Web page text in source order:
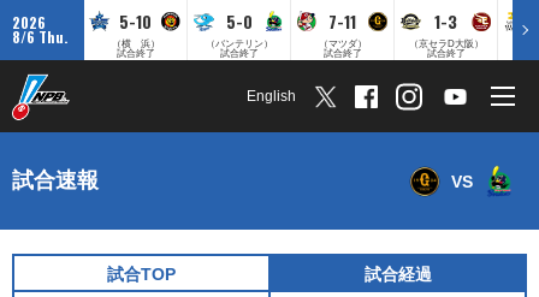
2026
8/6 Thu.
5-10
（横 浜）
試合終了
5-0
（バンテリン）
試合終了
7-11
（マツダ）
試合終了
1-3
（京セラD大阪）
試合終了
English
試合速報 VS
試合TOP
試合経過